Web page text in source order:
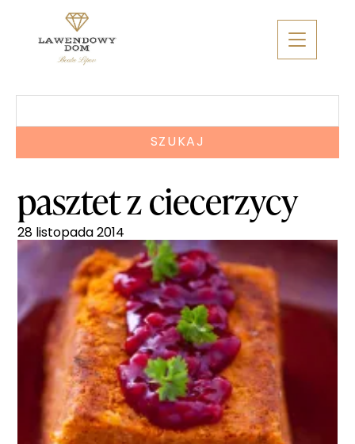
pasztet z ciecerzycy
28 listopada 2014